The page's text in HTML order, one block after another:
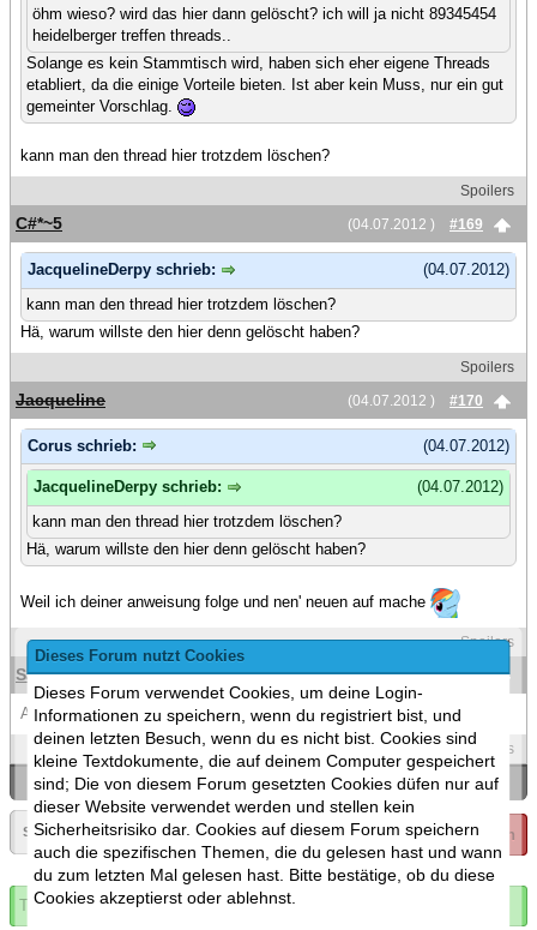
Dieses Forum nutzt Cookies
Dieses Forum verwendet Cookies, um deine Login-
Informationen zu speichern, wenn du registriert bist, und
deinen letzten Besuch, wenn du es nicht bist. Cookies sind
kleine Textdokumente, die auf deinem Computer gespeichert
sind; Die von diesem Forum gesetzten Cookies düfen nur auf
dieser Website verwendet werden und stellen kein
Sicherheitsrisiko dar. Cookies auf diesem Forum speichern
auch die spezifischen Themen, die du gelesen hast und wann
du zum letzten Mal gelesen hast. Bitte bestätige, ob du diese
Cookies akzeptierst oder ablehnst.
öhm wieso? wird das hier dann gelöscht? ich will ja nicht 89345454
heidelberger treffen threads..
Solange es kein Stammtisch wird, haben sich eher eigene Threads
etabliert, da die einige Vorteile bieten. Ist aber kein Muss, nur ein gut
gemeinter Vorschlag.
kann man den thread hier trotzdem löschen?
Spoilers
(04.07.2012 )
#169
C#*~5
(04.07.2012)
JacquelineDerpy schrieb:
kann man den thread hier trotzdem löschen?
Hä, warum willste den hier denn gelöscht haben?
Spoilers
(04.07.2012 )
#170
Jacqueline
(04.07.2012)
Corus schrieb:
(04.07.2012)
JacquelineDerpy schrieb:
kann man den thread hier trotzdem löschen?
Hä, warum willste den hier denn gelöscht haben?
Weil ich deiner anweisung folge und nen' neuen auf mache
Spoilers
(04.07.2012 )
#171
Saij
Auf Wunsch geschlossen.
Spoilers
«Ein Thema zurück|Ein Thema vor»
Seite: « 9 ▼ Thema geschlossen
Thema abonnieren